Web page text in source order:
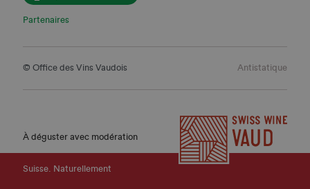
Partenaires
© Office des Vins Vaudois Antistatique
À déguster avec modération
Suisse. Naturellement